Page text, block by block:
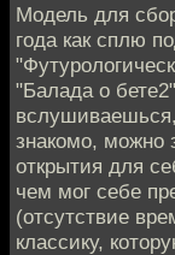
Модель для
года как сплю
"Балада о
вслушиваешься,
знакомо, можно
открытия для
чем мог себе
(отсутствие
классику,